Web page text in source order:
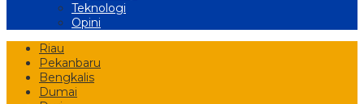
Teknologi
Opini
Riau
Pekanbaru
Bengkalis
Dumai